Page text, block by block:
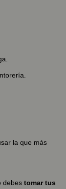
la que más
debes tomar tus